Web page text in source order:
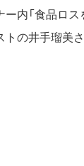
内「食品ロス
トの井手瑠美